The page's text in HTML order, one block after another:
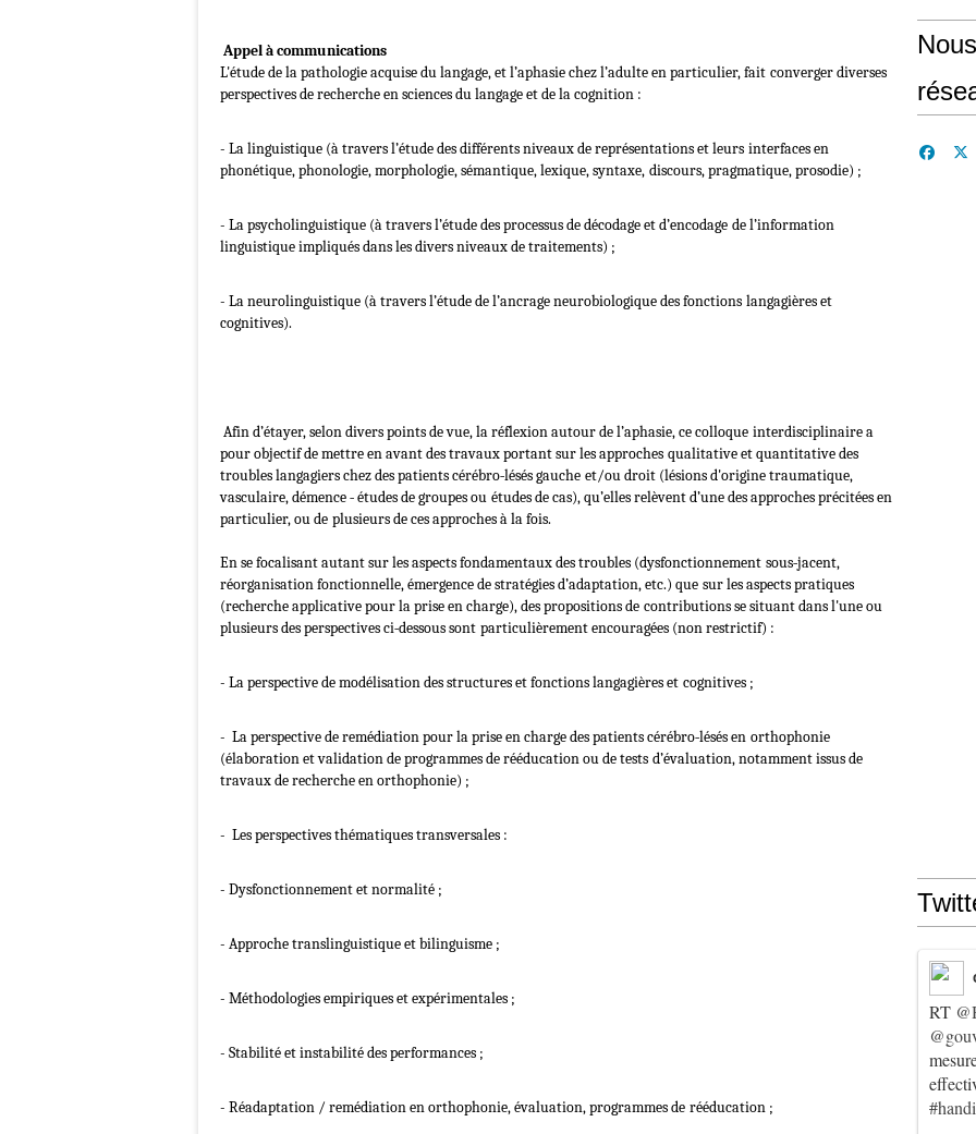
Appel à communications
L'étude de la pathologie acquise du langage, et l’aphasie chez l’adulte en particulier, fait converger diverses
perspectives de recherche en sciences du langage et de la cognition :
- La linguistique (à travers l’étude des différents niveaux de représentations et leurs interfaces en
phonétique, phonologie, morphologie, sémantique, lexique, syntaxe, discours, pragmatique, prosodie) ;
- La psycholinguistique (à travers l’étude des processus de décodage et d’encodage de l’information
linguistique impliqués dans les divers niveaux de traitements) ;
- La neurolinguistique (à travers l’étude de l’ancrage neurobiologique des fonctions langagières et
cognitives).
Afin d’étayer, selon divers points de vue, la réflexion autour de l’aphasie, ce colloque interdisciplinaire a
pour objectif de mettre en avant des travaux portant sur les approches qualitative et quantitative des
troubles langagiers chez des patients cérébro‐lésés gauche et/ou droit (lésions d'origine traumatique,
vasculaire, démence ‐ études de groupes ou études de cas), qu’elles relèvent d’une des approches précitées en
particulier, ou de plusieurs de ces approches à la fois.
En se focalisant autant sur les aspects fondamentaux des troubles (dysfonctionnement sous‐jacent,
réorganisation fonctionnelle, émergence de stratégies d’adaptation, etc.) que sur les aspects pratiques
(recherche applicative pour la prise en charge), des propositions de contributions se situant dans l'une ou
plusieurs des perspectives ci‐dessous sont particulièrement encouragées (non restrictif) :
- La perspective de modélisation des structures et fonctions langagières et cognitives ;
- La perspective de remédiation pour la prise en charge des patients cérébro‐lésés en orthophonie
(élaboration et validation de programmes de rééducation ou de tests d’évaluation, notamment issus de
travaux de recherche en orthophonie) ;
- Les perspectives thématiques transversales :
- Dysfonctionnement et normalité ;
- Approche translinguistique et bilinguisme ;
- Méthodologies empiriques et expérimentales ;
- Stabilité et instabilité des performances ;
- Réadaptation / remédiation en orthophonie, évaluation, programmes de rééducation ;
RT